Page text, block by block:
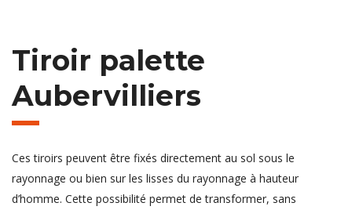
Tiroir palette
Aubervilliers
Ces tiroirs peuvent être fixés directement au sol sous le
rayonnage ou bien sur les lisses du rayonnage à hauteur
d’homme. Cette possibilité permet de transformer, sans